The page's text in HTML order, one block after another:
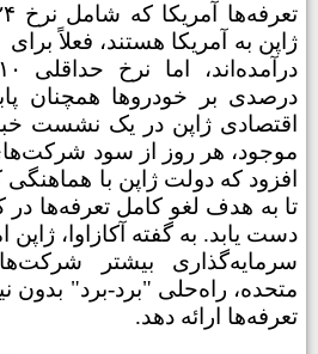
تعرفه‌ها آمریکا که شامل نرخ
ژاپن به آمریکا هستند، فعلاً برای
درآمده‌اند، اما نرخ حداقلی
۱۰
درصدی بر خودروها همچنان
اقتصادی ژاپن در یک نشست
موجود، هر روز از سود
افزود که دولت ژاپن با
تا به هدف لغو کامل تعرفه‌ها در
دست یابد. به گفته آکازاوا،
سرمایه‌گذاری بیشتر
متحده، راه‌حلی "برد-برد" بدون
تعرفه‌ها ارائه دهد.